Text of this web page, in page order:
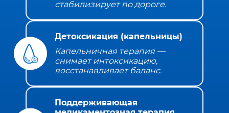
стабилизирует по дороге.
Детоксикация (капельницы)
Капельничная терапия —
снимает интоксикацию,
восстанавливает баланс.
Поддерживающая